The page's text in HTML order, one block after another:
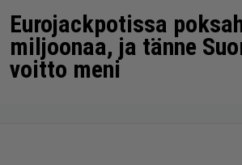
Eurojackpotissa
miljoonaa, ja tänne
voitto meni